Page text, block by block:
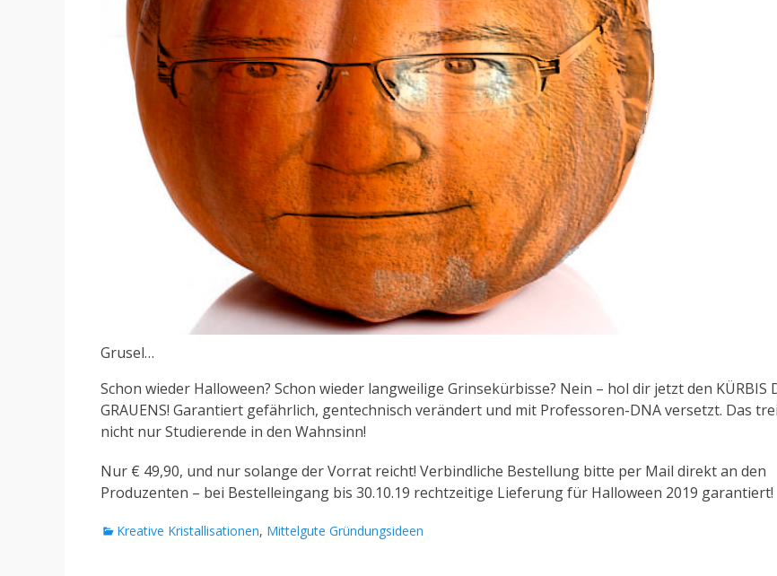
Grusel…
Schon wieder Halloween? Schon wieder langweilige Grinsekürbisse? Nein – hol dir jetzt den KÜRBIS
GRAUENS! Garantiert gefährlich, gentechnisch verändert und mit Professoren-DNA versetzt. Das
nicht nur Studierende in den Wahnsinn!
Nur € 49,90, und nur solange der Vorrat reicht! Verbindliche Bestellung bitte per Mail direkt an den
Produzenten – bei Bestelleingang bis 30.10.19 rechtzeitige Lieferung für Halloween 2019 garantiert!
Kategorien
Kreative Kristallisationen, Mittelgute Gründungsideen